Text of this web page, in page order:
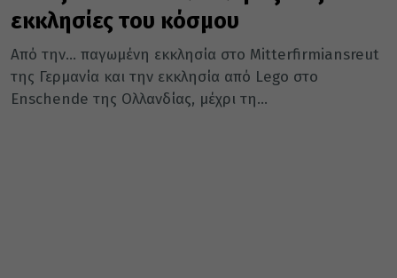
εκκλησίες του κόσμου
Από την… παγωμένη εκκλησία στο Mitterfirmiansreut
της Γερμανία και την εκκλησία από Lego στο
Enschende της Ολλανδίας, μέχρι τη...